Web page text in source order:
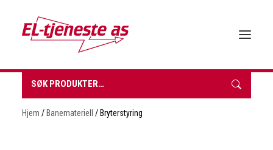
HJEM
Søk
Hjem / Banemateriell / Bryterstyring